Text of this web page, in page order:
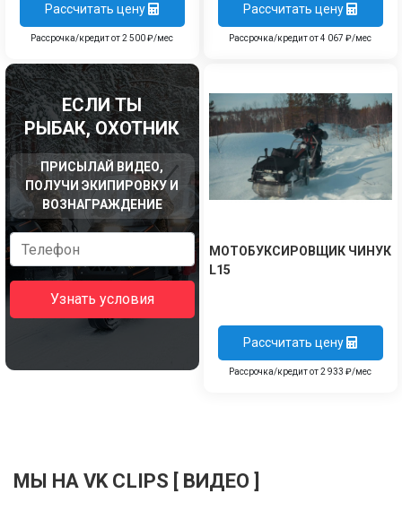
Рассчитать цену
Рассрочка/кредит от 2 500 ₽/мес
Рассчитать цену
Рассрочка/кредит от 4 067 ₽/мес
ЕСЛИ ТЫ
РЫБАК, ОХОТНИК
ПРИСЫЛАЙ ВИДЕО,
ПОЛУЧИ ЭКИПИРОВКУ И
ВОЗНАГРАЖДЕНИЕ
Узнать условия
МОТОБУКСИРОВЩИК ЧИНУК
L15
Рассчитать цену
Рассрочка/кредит от 2 933 ₽/мес
МЫ НА VK CLIPS [ ВИДЕО ]